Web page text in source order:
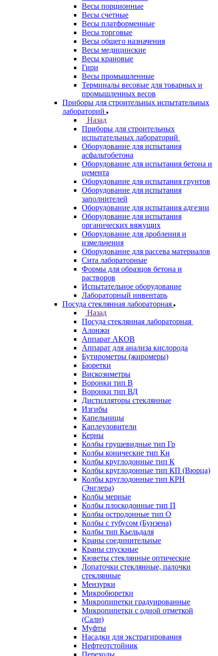
Весы порционные
Весы счетные
Весы платформенные
Весы торговые
Весы общего назначения
Весы медицинские
Весы крановые
Гири
Весы промышленные
Терминалы весовые для товарных и
промышленных весов
Приборы для строительных испытательных
лабораторий
Назад
Приборы для строительных
испытательных лабораторий
Оборудование для испытания
асфальтобетона
Оборудование для испытания бетона и
цемента
Оборудование для испытания грунтов
Оборудование для испытания
заполнителей
Оборудование для испытания адгезии
Оборудование для испытания
органических вяжущих
Оборудование для дробления и
измельчения
Оборудование для рассева материалов
Сита лабораторные
Формы для образцов бетона и
растворов
Испытательное оборудование
Лабораторный инвентарь
Посуда стеклянная лабораторная
Назад
Посуда стеклянная лабораторная
Алонжи
Аппарат АКОВ
Аппарат для анализа кислорода
Бутирометры (жиромеры)
Бюретки
Вискозиметры
Воронки тип В
Воронки тип ВД
Дистилляторы стеклянные
Изгибы
Капельницы
Каплеуловители
Керны
Колбы грушевидные тип Гр
Колбы конические тип Кн
Колбы круглодонные тип К
Колбы круглодонные тип КП (Вюрца)
Колбы круглодонные тип КРН
(Энглера)
Колбы мерные
Колбы плоскодонные тип П
Колбы остродонные тип О
Колбы с тубусом (Бунзена)
Колбы тип Кьельдаля
Краны соединительные
Краны спускные
Кюветы стеклянные оптические
Лопаточки стеклянные, палочки
стеклянные
Мензурки
Микробюретки
Микропипетки градуированные
Микропипетки с одной отметкой
(Сали)
Муфты
Насадки для экстрагирования
Нефтеотстойник
Переходы